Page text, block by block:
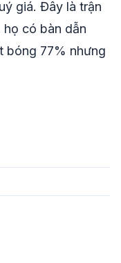
giá. Đây là trận
có bàn dẫn
bóng 77% nhưng